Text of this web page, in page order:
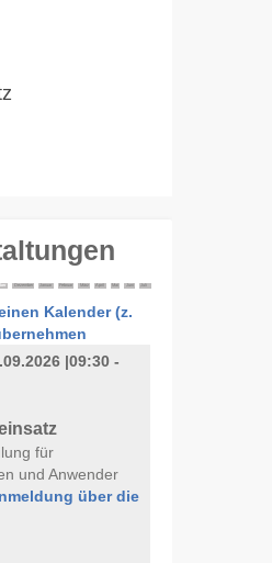
Dezember Januar Februar Juni Juli
Kalender (z.
|09:30 -
für
und Anwender
über die